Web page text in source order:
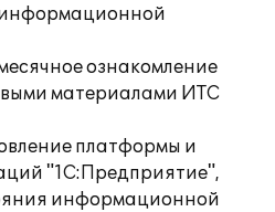
информационной
ознакомление
материалами ИТС
платформы и
"1С:Предприятие",
информационной